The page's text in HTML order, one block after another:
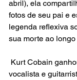
abril), ela
fotos de seu pai e
legenda reflexiva
sua morte ao
vocalista e